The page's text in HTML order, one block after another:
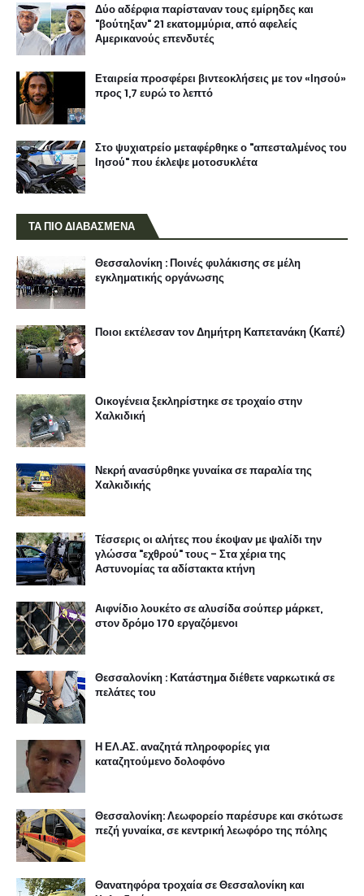
Δύο αδέρφια παρίσταναν τους εμίρηδες και
"βούτηξαν" 21 εκατομμύρια, από αφελείς
Αμερικανούς επενδυτές
Εταιρεία προσφέρει βιντεοκλήσεις με τον «Ιησού»
προς 1,7 ευρώ το λεπτό
Στο ψυχιατρείο μεταφέρθηκε ο "απεσταλμένος του
Ιησού" που έκλεψε μοτοσυκλέτα
ΤΑ ΠΙΟ ΔΙΑΒΑΣΜΕΝΑ
Θεσσαλονίκη : Ποινές φυλάκισης σε μέλη
εγκληματικής οργάνωσης
Ποιοι εκτέλεσαν τον Δημήτρη Καπετανάκη (Καπέ)
Οικογένεια ξεκληρίστηκε σε τροχαίο στην
Χαλκιδική
Νεκρή ανασύρθηκε γυναίκα σε παραλία της
Χαλκιδικής
Τέσσερις οι αλήτες που έκοψαν με ψαλίδι την
γλώσσα "εχθρού" τους - Στα χέρια της
Αστυνομίας τα αδίστακτα κτήνη
Αιφνίδιο λουκέτο σε αλυσίδα σούπερ μάρκετ,
στον δρόμο 170 εργαζόμενοι
Θεσσαλονίκη : Κατάστημα διέθετε ναρκωτικά σε
πελάτες του
Η ΕΛ.ΑΣ. αναζητά πληροφορίες για
καταζητούμενο δολοφόνο
Θεσσαλονίκη: Λεωφορείο παρέσυρε και σκότωσε
πεζή γυναίκα, σε κεντρική λεωφόρο της πόλης
Θανατηφόρα τροχαία σε Θεσσαλονίκη και